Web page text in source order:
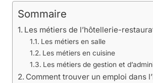
Sommaire
Les métiers de l’hôtellerie-
Les métiers en salle
Les métiers en cuisine
Les métiers de gestion et
Comment trouver un emploi dans